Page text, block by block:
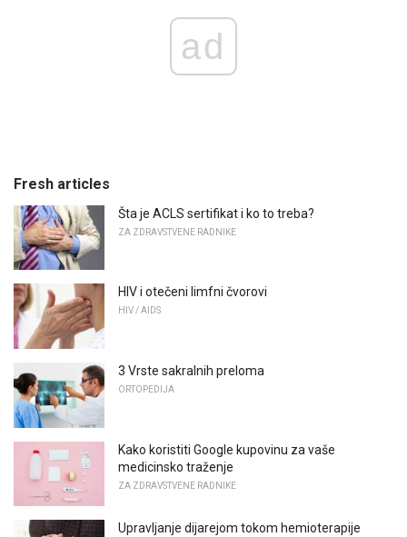
ad
Fresh articles
Šta je ACLS sertifikat i ko to treba?
ZA ZDRAVSTVENE RADNIKE
HIV i otečeni limfni čvorovi
HIV / AIDS
3 Vrste sakralnih preloma
ORTOPEDIJA
Kako koristiti Google kupovinu za vaše
medicinsko traženje
ZA ZDRAVSTVENE RADNIKE
Upravljanje dijarejom tokom hemioterapije